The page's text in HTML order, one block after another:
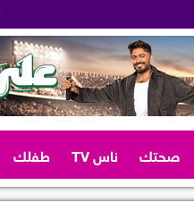
صحتك ناس TV طفلك